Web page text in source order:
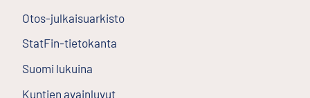
Otos-julkaisuarkisto
StatFin-tietokanta
Suomi lukuina
Kuntien avainluvut